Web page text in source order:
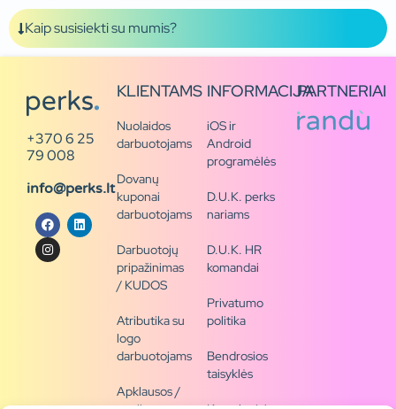
Kaip susisiekti su mumis?
+370 6 25
79 008
info@perks.lt
KLIENTAMS
Nuolaidos
darbuotojams
Dovanų
kuponai
darbuotojams
Darbuotojų
pripažinimas
/ KUDOS
Atributika su
logo
darbuotojams
Apklausos /
INFORMACIJA
iOS ir
Android
programėlės
D.U.K. perks
nariams
D.U.K. HR
komandai
Privatumo
politika
Bendrosios
taisyklės
PARTNERIAI